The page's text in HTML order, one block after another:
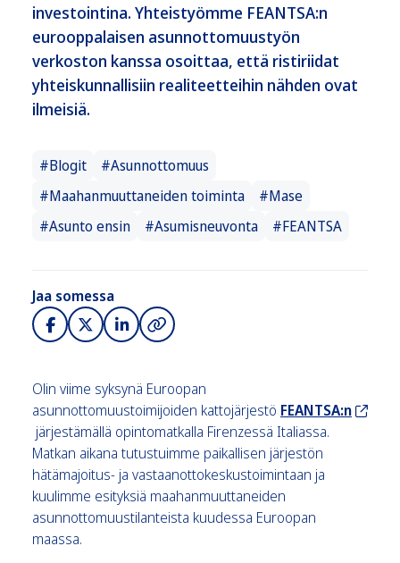
investointina. Yhteistyömme FEANTSA:n
eurooppalaisen asunnottomuustyön
verkoston kanssa osoittaa, että ristiriidat
yhteiskunnallisiin realiteetteihin nähden ovat
ilmeisiä.
#Blogit
#Asunnottomuus
#Maahanmuuttaneiden toiminta
#Mase
#Asunto ensin
#Asumisneuvonta #FEANTSA
Jaa somessa
Olin viime syksynä Euroopan
asunnottomuustoimijoiden kattojärjestö FEANTSA:n
järjestämällä opintomatkalla Firenzessä Italiassa.
Matkan aikana tutustuimme paikallisen järjestön
hätämajoitus- ja vastaanottokeskustoimintaan ja
kuulimme esityksiä maahanmuuttaneiden
asunnottomuustilanteista kuudessa Euroopan
maassa.